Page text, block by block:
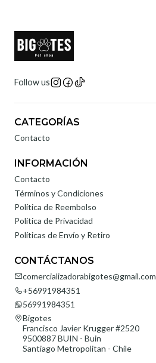
Follow us
CATEGORÍAS
Contacto
INFORMACIÓN
Contacto
Términos y Condiciones
Política de Reembolso
Política de Privacidad
Políticas de Envío y Retiro
CONTÁCTANOS
comercializadorabigotes@gmail.com
+56991984351
56991984351
Bigotes
Francisco Javier Krugger #2520
9500887 BUIN - Buin
Santiago Metropolitan - Chile